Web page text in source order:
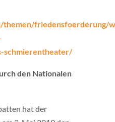
themen/friedensfoerderung/
schmierentheater/
den Nationalen
hat der